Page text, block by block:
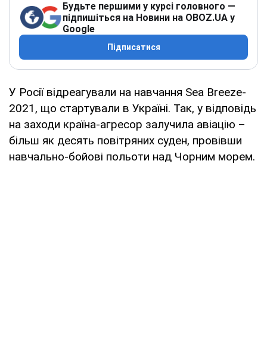
Будьте першими у курсі головного —
підпишіться на Новини на OBOZ.UA у
Google
Підписатися
У Росії відреагували на навчання Sea Breeze-
2021, що стартували в Україні. Так, у відповідь
на заходи країна-агресор залучила авіацію –
більш як десять повітряних суден, провівши
навчально-бойові польоти над Чорним морем.